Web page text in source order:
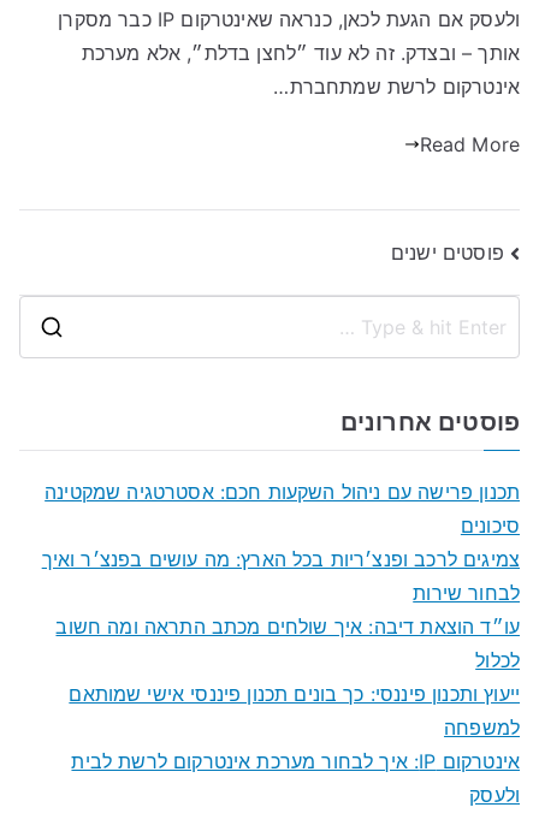
ולעסק אם הגעת לכאן, כנראה שאינטרקום IP כבר מסקרן
אותך – ובצדק. זה לא עוד ״לחצן בדלת״, אלא מערכת
אינטרקום לרשת שמתחברת…
Read More
ניווט
פוסטים ישנים
פוסטים אחרונים
תכנון פרישה עם ניהול השקעות חכם: אסטרטגיה שמקטינה
סיכונים
צמיגים לרכב ופנצ׳ריות בכל הארץ: מה עושים בפנצ׳ר ואיך
לבחור שירות
עו״ד הוצאת דיבה: איך שולחים מכתב התראה ומה חשוב
לכלול
ייעוץ ותכנון פיננסי: כך בונים תכנון פיננסי אישי שמותאם
למשפחה
אינטרקום IP: איך לבחור מערכת אינטרקום לרשת לבית
ולעסק